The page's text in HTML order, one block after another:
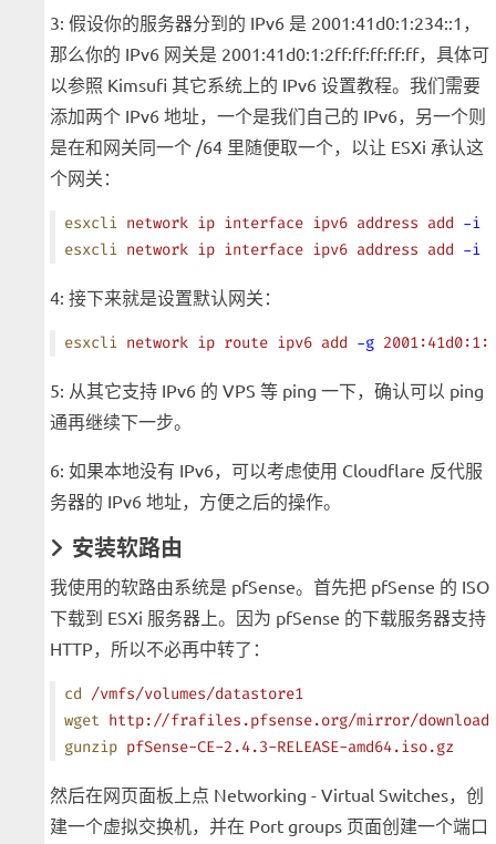
3: 假设你的服务器分到的 IPv6 是 2001:41d0:1:234::1，
那么你的 IPv6 网关是 2001:41d0:1:2ff:ff:ff:ff:ff，具体可
以参照 Kimsufi 其它系统上的 IPv6 设置教程。我们需要
添加两个 IPv6 地址，一个是我们自己的 IPv6，另一个则
是在和网关同一个 /64 里随便取一个，以让 ESXi 承认这
个网关：
esxcli network ip interface ipv6 address add -i
esxcli network ip interface ipv6 address add -i
4: 接下来就是设置默认网关：
esxcli network ip route ipv6 add -g
5: 从其它支持 IPv6 的 VPS 等 ping 一下，确认可以 ping
通再继续下一步。
6: 如果本地没有 IPv6，可以考虑使用 Cloudflare 反代服
务器的 IPv6 地址，方便之后的操作。
安装软路由
我使用的软路由系统是 pfSense。首先把 pfSense 的 ISO
下载到 ESXi 服务器上。因为 pfSense 的下载服务器支持
HTTP，所以不必再中转了：
cd /vmfs/volumes/datastore1
wget http://frafiles.pfsense.org/mirror/downloads/
gunzip pfSense-CE-2.4.3-RELEASE-amd64.iso.gz
然后在网页面板上点 Networking - Virtual Switches，创
建一个虚拟交换机，并在 Port groups 页面创建一个端口